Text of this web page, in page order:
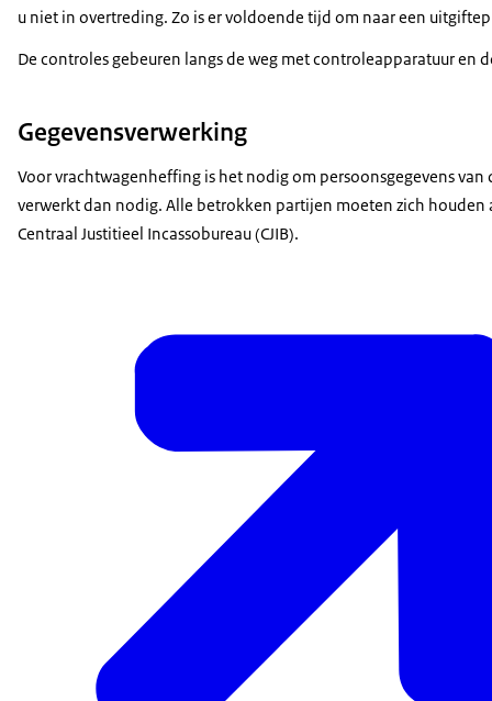
u niet in overtreding. Zo is er voldoende tijd om naar een
De controles gebeuren langs de weg met controleapparatuur en
Gegevensverwerking
Voor vrachtwagenheffing is het nodig om persoonsgegevens
verwerkt dan nodig. Alle betrokken partijen moeten zich houden
Centraal Justitieel Incassobureau (CJIB).